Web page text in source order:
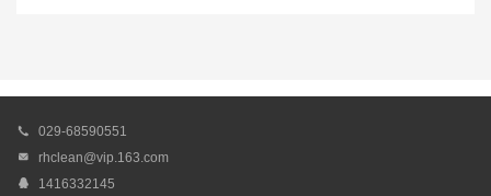
 029-68590551
 rhclean@vip.163.com
 1416332145